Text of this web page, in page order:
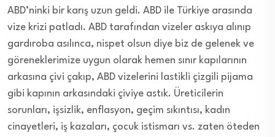
ABD’ninki bir karış uzun geldi. ABD ile Türkiye arasında
vize krizi patladı. ABD tarafından vizeler askıya alınıp
gardıroba asılınca, nispet olsun diye biz de gelenek ve
göreneklerimize uygun olarak hemen sınır kapılarının
arkasına çivi çakıp, ABD vizelerini lastikli çizgili pijama
gibi kapının arkasındaki çiviye astık. Üreticilerin
sorunları, işsizlik, enflasyon, geçim sıkıntısı, kadın
cinayetleri, iş kazaları, çocuk istismarı vs. zaten öteden